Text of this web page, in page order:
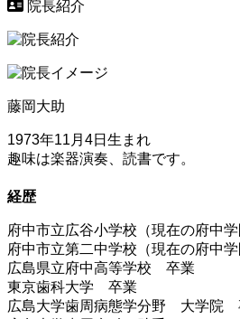
院長紹介
藤岡大助
1973年11月4日生まれ
趣味は楽器演奏、読書です。
経歴
府中市立広谷小学校（現在の府中
府中市立第二中学校（現在の府中
広島県立府中高等学校 卒業
東京歯科大学 卒業
広島大学歯周病態学分野 大学院